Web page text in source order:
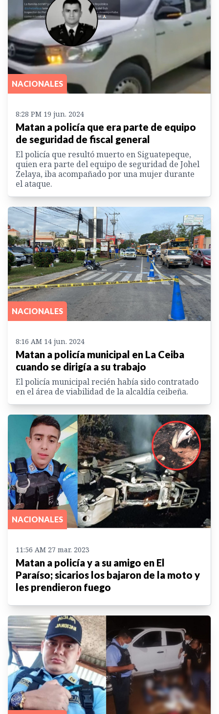
NACIONALES
8:28 PM 19 jun. 2024
Matan a policía que era parte de equipo
de seguridad de fiscal general
El policía que resultó muerto en Siguatepeque,
quien era parte del equipo de seguridad de Johel
Zelaya, iba acompañado por una mujer durante
el ataque.
NACIONALES
8:16 AM 14 jun. 2024
Matan a policía municipal en La Ceiba
cuando se dirigía a su trabajo
El policía municipal recién había sido contratado
en el área de viabilidad de la alcaldía ceibeña.
NACIONALES
11:56 AM 27 mar. 2023
Matan a policía y a su amigo en El
Paraíso; sicarios los bajaron de la moto y
les prendieron fuego